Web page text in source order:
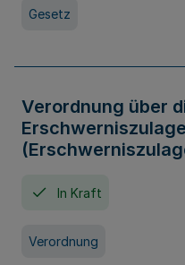
Gesetz
Verordnung über
In Kraft
Verordnung